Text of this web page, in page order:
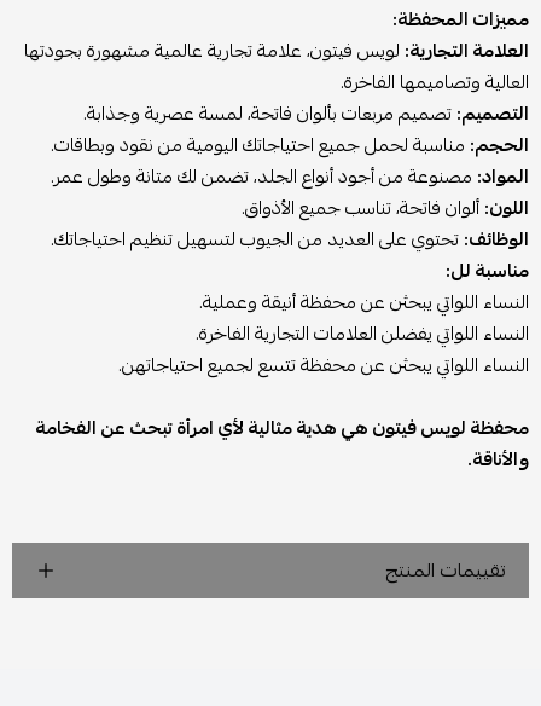
مميزات المحفظة:
العلامة التجارية: لويس فيتون، علامة تجارية عالمية مشهورة بجودتها
العالية وتصاميمها الفاخرة.
التصميم:تصميم مربعات بألوان فاتحة، لمسة عصرية وجذابة.
الحجم: مناسبة لحمل جميع احتياجاتك اليومية من نقود وبطاقات.
المواد: مصنوعة من أجود أنواع الجلد، تضمن لك متانة وطول عمر.
اللون:ألوان فاتحة، تناسب جميع الأذواق.
الوظائف:تحتوي على العديد من الجيوب لتسهيل تنظيم احتياجاتك.
مناسبة لل:
النساء اللواتي يبحثن عن محفظة أنيقة وعملية.
النساء اللواتي يفضلن العلامات التجارية الفاخرة.
النساء اللواتي يبحثن عن محفظة تتسع لجميع احتياجاتهن.
محفظة لويس فيتون هي هدية مثالية لأي امرأة تبحث عن الفخامة
والأناقة.
تقييمات المنتج